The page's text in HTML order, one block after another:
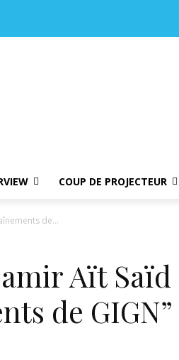
COUP DE PROJECTEUR
de...
Aït Saïd
de GIGN”